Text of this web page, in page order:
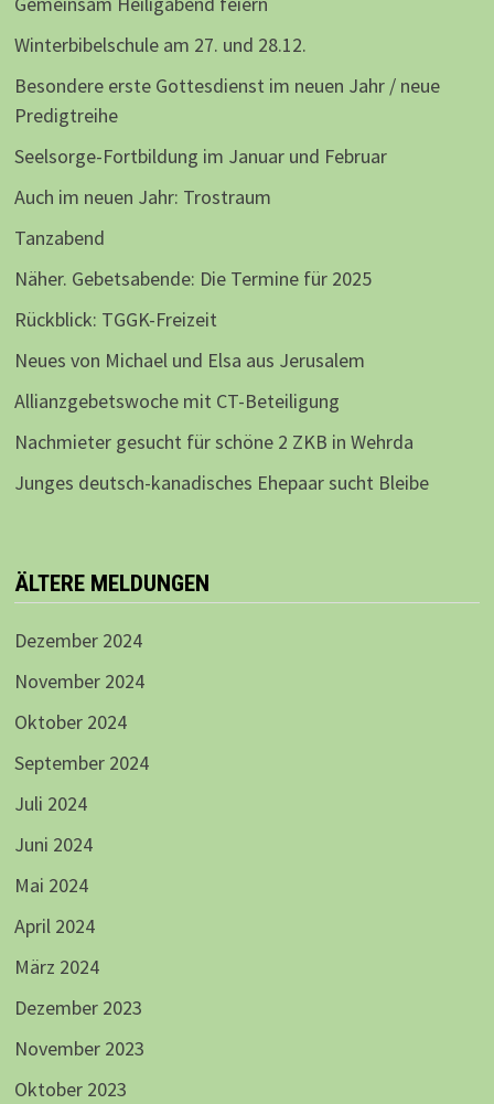
Winterbibelschule am 27. und 28.12.
Besondere erste Gottesdienst im neuen Jahr / neue
Predigtreihe
Seelsorge-Fortbildung im Januar und Februar
Auch im neuen Jahr: Trostraum
Tanzabend
Näher. Gebetsabende: Die Termine für 2025
Rückblick: TGGK-Freizeit
Neues von Michael und Elsa aus Jerusalem
Allianzgebetswoche mit CT-Beteiligung
Nachmieter gesucht für schöne 2 ZKB in Wehrda
Junges deutsch-kanadisches Ehepaar sucht Bleibe
ÄLTERE MELDUNGEN
Dezember 2024
November 2024
Oktober 2024
September 2024
Juli 2024
Juni 2024
Mai 2024
April 2024
März 2024
Dezember 2023
November 2023
Oktober 2023